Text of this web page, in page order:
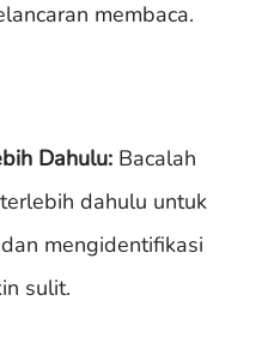
membaca.
Dahulu: Bacalah
dahulu untuk
mengidentifikasi
sulit.